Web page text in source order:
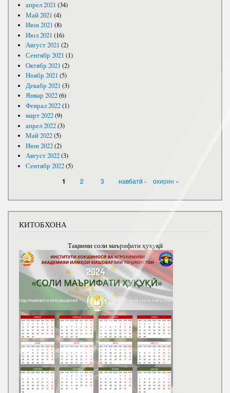
апрел 2021 (34)
Май 2021 (4)
Июн 2021 (8)
Июл 2021 (16)
Август 2021 (2)
Сентябр 2021 (1)
Октябр 2021 (2)
Ноябр 2021 (5)
Декабр 2021 (3)
Январ 2022(6)
Феврал 2022(1)
март 2022(9)
апрел 2022(3)
Май 2022(5)
Июн 2022(2)
Август 2022(3)
Сентябр 2022(5)
1 2 3 навбатӣ › охирин »
КИТОБХОНА
Тақвими соли маърифати ҳуқуқӣ